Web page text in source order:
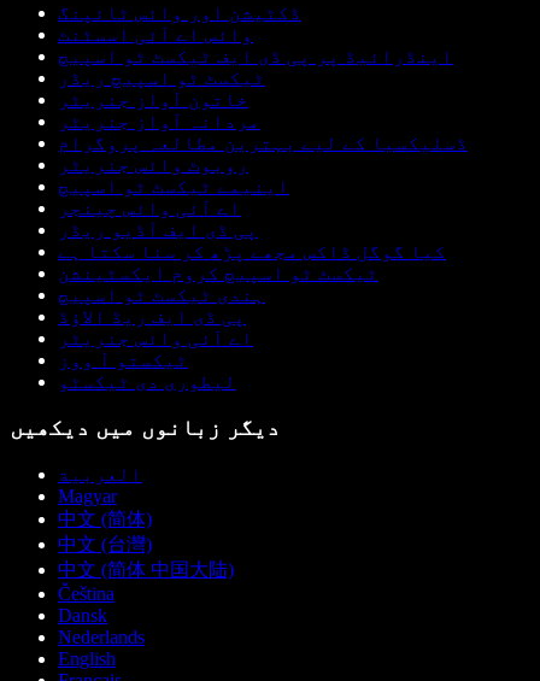
ڈکٹیشن اور وائس ٹائپنگ
وائس اے آئی اسسٹنٹ
اینڈرائیڈ پر پی ڈی ایف ٹیکسٹ ٹو اسپیچ
ٹیکسٹ ٹو اسپیچ ریڈر
خاتون آواز جنریٹر
مردانہ آواز جنریٹر
ڈسلیکسیا کے لیے بہترین مطالعہ پروگرام
روبوٹ وائس جنریٹر
اینیمے ٹیکسٹ ٹو اسپیچ
اے آئی وائس چینجر
پی ڈی ایف آڈیو ریڈر
کیا گوگل ڈاکس مجھے پڑھ کر سنا سکتا ہے
ٹیکسٹ ٹو اسپیچ کروم ایکسٹینشن
ہندی ٹیکسٹ ٹو اسپیچ
پی ڈی ایف ریڈ الاؤڈ
اے آئی وائس جنریٹر
ٹیکستو آ ووز
لیطوری دی ٹیکسٹو
دیگر زبانوں میں دیکھیں
العربية
Magyar
中文 (简体)
中文 (台灣)
中文 (简体 中国大陆)
Čeština
Dansk
Nederlands
English